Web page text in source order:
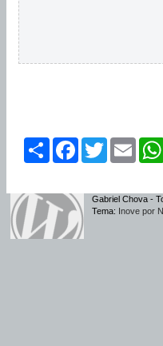
ShareFacebook
Twitter
Gabriel Chova -
Tema: Inove por